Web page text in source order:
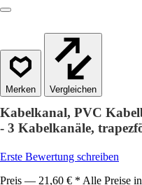
Vergleichen
Kabelkanal, PVC
- 3 Kabelkanäle,
Erste Bewertung schreiben
Preis — 21,60 € * Alle Preise